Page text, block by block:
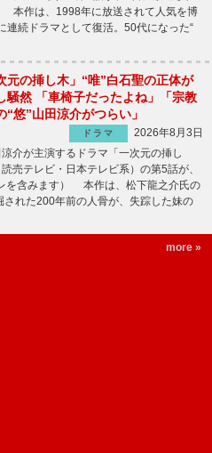
本作は、1998年に放送されて人気を博
連続ドラマとして復活。50代になった“
元の挿し木」“唯”白石聖の正体が
騒然 「車椅子だったよね」「宗教
“悠”山田涼介がつらい」
ドラマ
2026年8月3日
介が主演するドラマ「一次元の挿し
売テレビ・日本テレビ系）の第5話が、
を含みます） 本作は、松下龍之介氏の
れた200年前の人骨が、失踪した妹の
more »